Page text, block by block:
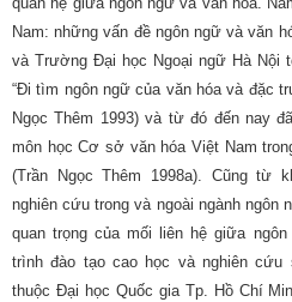
Nam: những vấn đề ngôn ngữ và văn
và Trường Đại học Ngoại ngữ Hà Nội
“Đi tìm ngôn ngữ của văn hóa và đặc
Ngọc Thêm 1993) và từ đó đến nay
môn học Cơ sở văn hóa Việt Nam
(Trần Ngọc Thêm 1998a). Cũng từ
nghiên cứu trong và ngoài ngành ngôn
quan trọng của mối liên hệ giữa
trình đào tạo cao học và nghiên cứu
thuộc Đại học Quốc gia Tp. Hồ Chí